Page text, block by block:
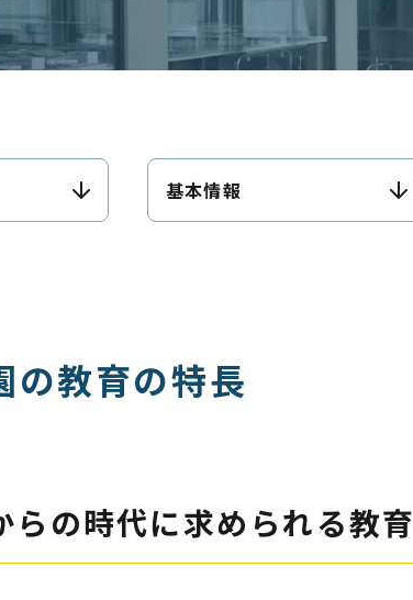
基本情報
の教育の特長
らの時代に求められる教育